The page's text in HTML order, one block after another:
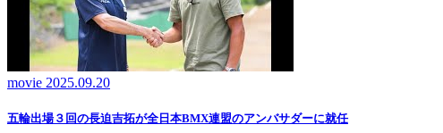
movie 2025.09.20
五輪出場３回の長迫吉拓が全日本BMX連盟のアンバサダーに就任